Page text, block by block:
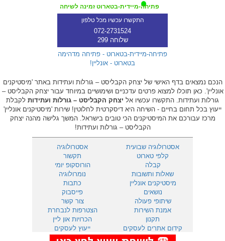
פתיחה-מיידית-בטארוט זמינה לשיחה
התקשרו עכשיו מכל טלפון
072-2731524
שלוחה 299
פתיחה-מיידית-בטארוט - פתיחה מדהימה
בטארוט - אונליין!
הנכם נמצאים בדף האישי של יצחק הקבליסט – גורלות ועתידות באתר 'מיסטיקנים
אונליין'. כאן תוכלו למצוא פרטים עדכניים ושימושיים במיוחד עבור יצחק הקבליסט –
גורלות ועתידות. התקשרו עכשיו אל יצחק הקבליסט – גורלות ועתידות לקבלת
ייעוץ בכל תחום בחיים - השיחה היא דיסקרטית לחלוטין! שירות 'מיסטיקנים אונליין'
מרכז עבורכם את המיסטיקנים הכי טובים בישראל. המשך גלישה מהנה יצחק
הקבליסט – גורלות ועתידות!
אסטרולוגיה
אסטרולוגיה שבועית
תקשור
קלפי טארוט
הורוסקופ יומי
קבלה
נומרולוגיה
שאלות ותשובות
כתבות
מיסטיקנים אונליין
פייסבוק
נושאים
צור קשר
שיתופי פעולה
הצטרפות לנבחרת
אמנת השירות
הכרויות און ליין
תקנון
ייעוץ לעסקים
קידום אתרים לעסקים
מענה טלפוני 24 שעות
901